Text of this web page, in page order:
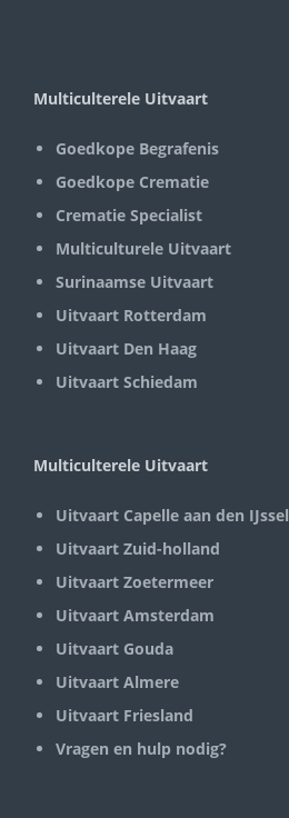
Multiculterele Uitvaart
Goedkope Begrafenis
Goedkope Crematie
Crematie Specialist
Multiculturele Uitvaart
Surinaamse Uitvaart
Uitvaart Rotterdam
Uitvaart Den Haag
Uitvaart Schiedam
Multiculterele Uitvaart
Uitvaart Capelle aan den IJssel
Uitvaart Zuid-holland
Uitvaart Zoetermeer
Uitvaart Amsterdam
Uitvaart Gouda
Uitvaart Almere
Uitvaart Friesland
Vragen en hulp nodig?